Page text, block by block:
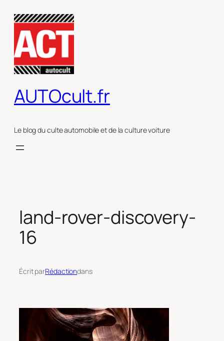
contenu
AUTOcult.fr
Le blog du culte automobile et de la culture voiture
land-rover-discovery-
16
Écrit parRédactiondans